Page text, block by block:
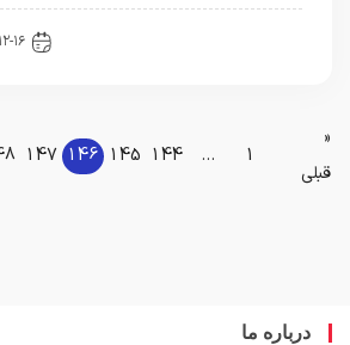
«
قبلی
1
…
144
145
146
147
درباره ما